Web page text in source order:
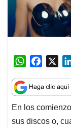
W
a
t
s
A
c
e
b
o
En los
sus discos o,